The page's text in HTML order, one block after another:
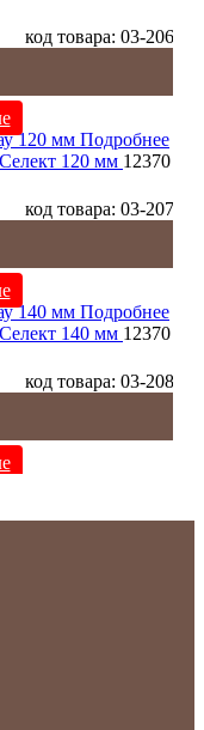
код товара: 03-206
Подробнее
120 мм 12370
код товара: 03-207
Подробнее
140 мм 12370
код товара: 03-208